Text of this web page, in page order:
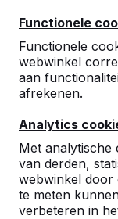
Functionele
Functionele
webwinkel
aan
afrekenen.
Analytics
Met analytische
van derden,
webwinkel door
te meten
verbeteren in
Wat een fijn
Korte lijntjes
chauffeur
meedenkend!
Alle
plaats gezet.